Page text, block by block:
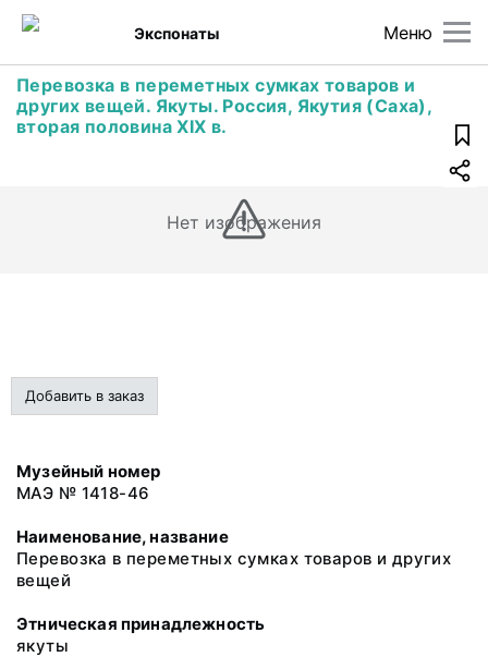
Меню
Экспонаты
Перевозка в переметных сумках товаров и
других вещей. Якуты. Россия, Якутия (Саха),
вторая половина XIX в.
Нет изображения
Добавить в заказ
Музейный номер
МАЭ № 1418-46
Наименование, название
Перевозка в переметных сумках товаров и других
вещей
Этническая принадлежность
якуты